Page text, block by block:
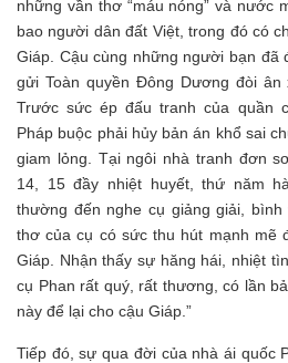
những vần thơ “máu nóng” và nước
bao người dân đất Việt, trong đó có
Giáp. Cậu cùng những người bạn đã
gửi Toàn quyền Đông Dương đòi ân
Trước sức ép đấu tranh của quần
Pháp buộc phải hủy bản án khổ sai
giam lỏng. Tại ngôi nhà tranh đơn
14, 15 đầy nhiệt huyết, thứ năm
thường đến nghe cụ giảng giải,
thơ của cụ có sức thu hút mạnh mẽ
Giáp. Nhận thấy sự hăng hái, nhiệt
cụ Phan rất quý, rất thương, có lần
này để lại cho cậu Giáp.”
Tiếp đó, sự qua đời của nhà ái quốc